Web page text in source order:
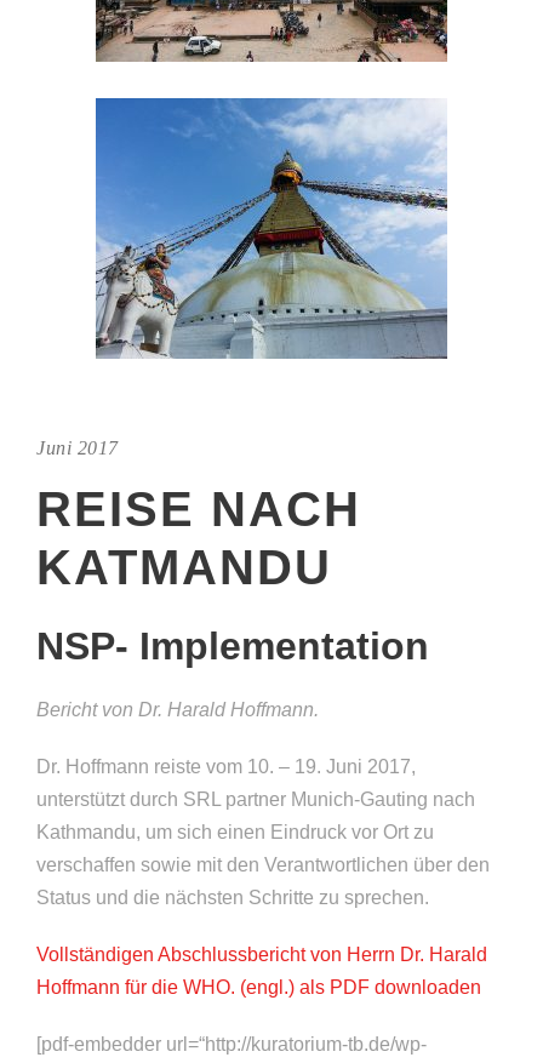
Juni 2017
REISE NACH
KATMANDU
NSP- Implementation
Bericht von Dr. Harald Hoffmann.
Dr. Hoffmann reiste vom 10. – 19. Juni 2017,
unterstützt durch SRL partner Munich-Gauting nach
Kathmandu, um sich einen Eindruck vor Ort zu
verschaffen sowie mit den Verantwortlichen über den
Status und die nächsten Schritte zu sprechen.
Vollständigen Abschlussbericht von Herrn Dr. Harald
Hoffmann für die WHO. (engl.) als PDF downloaden
[pdf-embedder url=“http://kuratorium-tb.de/wp-